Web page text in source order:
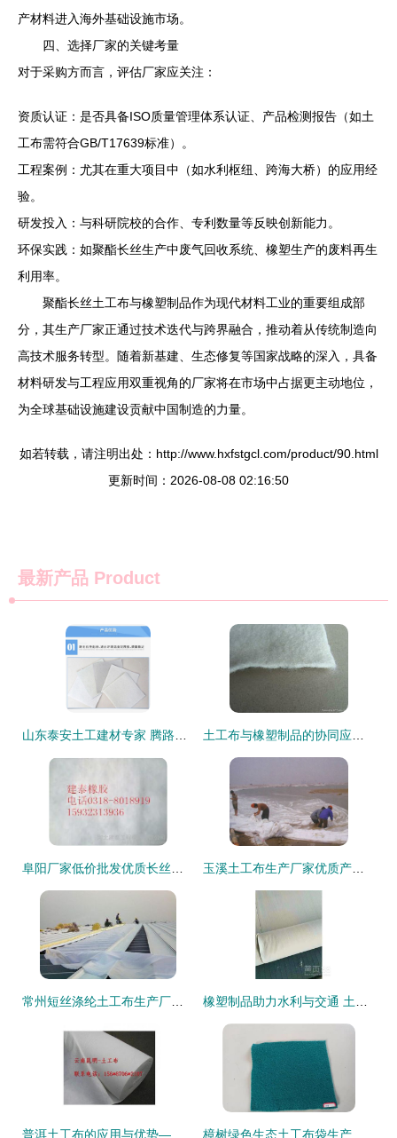
产材料进入海外基础设施市场。
四、选择厂家的关键考量
对于采购方而言，评估厂家应关注：
资质认证：是否具备ISO质量管理体系认证、产品检测报告（如土
工布需符合GB/T17639标准）。
工程案例：尤其在重大项目中（如水利枢纽、跨海大桥）的应用经
验。
研发投入：与科研院校的合作、专利数量等反映创新能力。
环保实践：如聚酯长丝生产中废气回收系统、橡塑生产的废料再生
利用率。
聚酯长丝土工布与橡塑制品作为现代材料工业的重要组成部
分，其生产厂家正通过技术迭代与跨界融合，推动着从传统制造向
高技术服务转型。随着新基建、生态修复等国家战略的深入，具备
材料研发与工程应用双重视角的厂家将在市场中占据更主动地位，
为全球基础设施建设贡献中国制造的力量。
如若转载，请注明出处：http://www.hxfstgcl.com/product/90.html
更新时间：2026-08-08 02:16:50
最新产品 Product